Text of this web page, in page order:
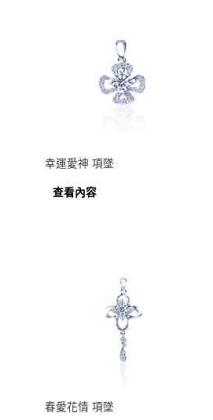
幸運愛神 項墜
查看內容
春愛花情 項墜